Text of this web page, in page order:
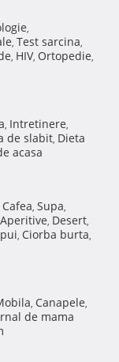
,
, Test sarcina,
, HIV, Ortopedie,
, Intretinere,
de slabit, Dieta
acasa
Cafea, Supa,
Aperitive, Desert,
, Ciorba burta,
, Canapele,
de mama